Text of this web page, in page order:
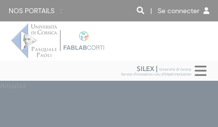
NOS PORTAILS : | Se connecter
SILEX |Università di Corsica
Service d'Innovation Lieu d'EXpérimentation
Attualità